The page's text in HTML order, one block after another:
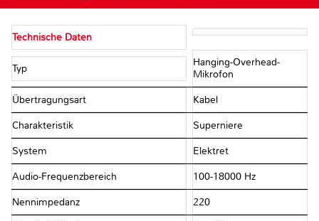
Technische Daten
Typ
Hanging-Overhead-
Mikrofon
Übertragungsart Kabel
Charakteristik Superniere
System Elektret
Audio-Frequenzbereich 100-18000 Hz
Nennimpedanz 220 Ω